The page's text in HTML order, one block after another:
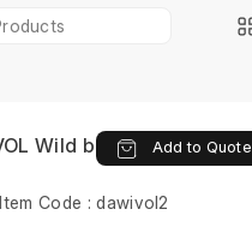
Wild brok 14
Add to Quote
Code : dawivol2